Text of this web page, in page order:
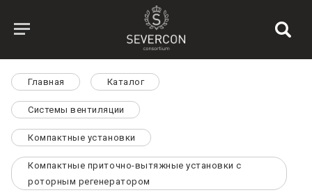
Главная Каталог
Системы вентиляции
Компактные установки
Компактные приточно-вытяжные установки с
роторным регенератором